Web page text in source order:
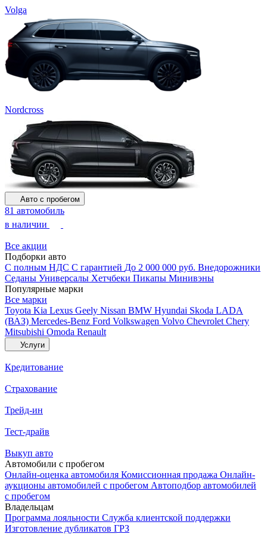
Volga
Nordcross
Авто с пробегом
81 автомобиль
в наличии
Все акции
Подборки авто
С полным НДС С гарантией До 2 000 000 руб. Внедорожники
Седаны Универсалы Хетчбеки Пикапы Минивэны
Популярные марки
Все марки
Toyota Kia Lexus Geely Nissan BMW Hyundai Skoda LADA
(ВАЗ) Mercedes-Benz Ford Volkswagen Volvo Chevrolet Chery
Mitsubishi Omoda Renault
Услуги
Кредитование
Страхование
Трейд-ин
Тест-драйв
Выкуп авто
Автомобили с пробегом
Онлайн-оценка автомобиля Комиссионная продажа Онлайн-
аукционы автомобилей с пробегом Автоподбор автомобилей
с пробегом
Владельцам
Программа лояльности Служба клиентской поддержки
Изготовление дубликатов ГРЗ